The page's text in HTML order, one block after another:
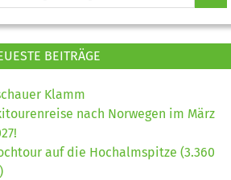
BEITRÄGE
Klamm
nach Norwegen im März
auf die Hochalmspitze (3.360